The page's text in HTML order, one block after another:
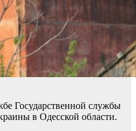
Государственной службы
в Одесской области.